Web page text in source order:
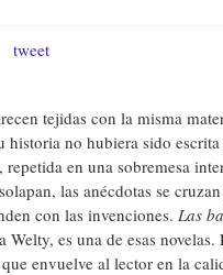
tweet
tejidas con la misma
historia no hubiera sido
repetida en una sobremesa
las anécdotas se
con las invenciones.Las
Welty, es una de esas novelas.
envuelve al lector en la